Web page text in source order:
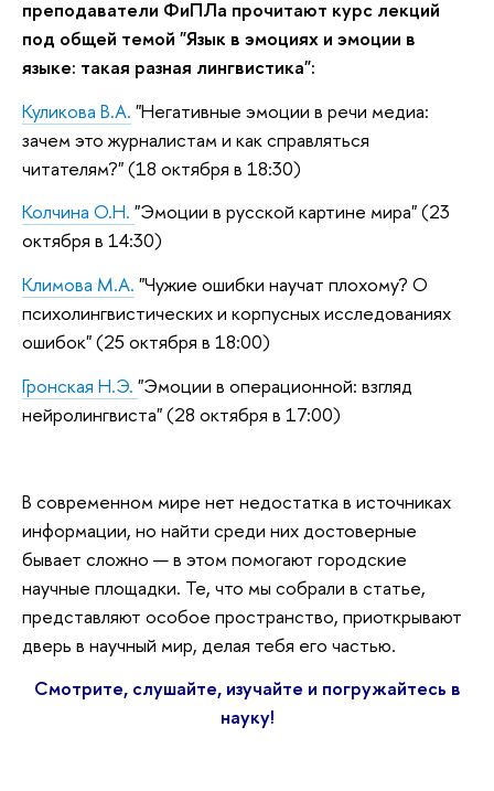
преподаватели ФиПЛа прочитают курс лекций
под общей темой "Язык в эмоциях и эмоции в
языке: такая разная лингвистика":
Куликова В.А. "Негативные эмоции в речи медиа:
зачем это журналистам и как справляться
читателям?" (18 октября в 18:30)
Колчина О.Н. "Эмоции в русской картине мира" (23
октября в 14:30)
Климова М.А. "Чужие ошибки научат плохому? О
психолингвистических и корпусных исследованиях
ошибок" (25 октября в 18:00)
Гронская Н.Э. "Эмоции в операционной: взгляд
нейролингвиста" (28 октября в 17:00)
В современном мире нет недостатка в источниках
информации, но найти среди них достоверные
бывает сложно — в этом помогают городские
научные площадки. Те, что мы собрали в статье,
представляют особое пространство, приоткрывают
дверь в научный мир, делая тебя его частью.
Смотрите, слушайте, изучайте и погружайтесь в
науку!